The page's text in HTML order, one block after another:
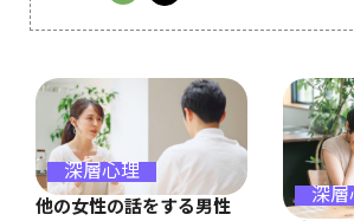
深層心理
他の女性の話をする男性
深層